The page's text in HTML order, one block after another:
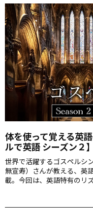
体を使って覚える英
ルで英語 シーズン２】
世界で活躍するゴスペルシ
無宣寿）さんが教える、英
載。今回は、英語特有のリ
します。響く声を出す練
NOBUさんと一緒に「
進）」を熱唱してみましょ